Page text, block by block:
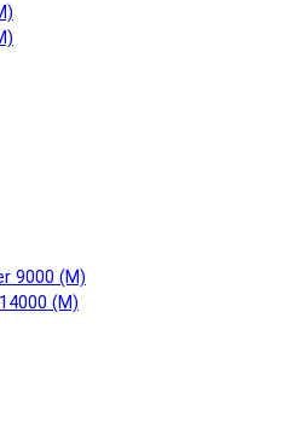
9000 (М)
(М)